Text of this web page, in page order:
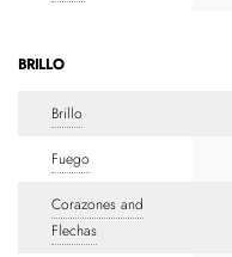
BRILLO
Brillo
Fuego
Corazones and
Flechas